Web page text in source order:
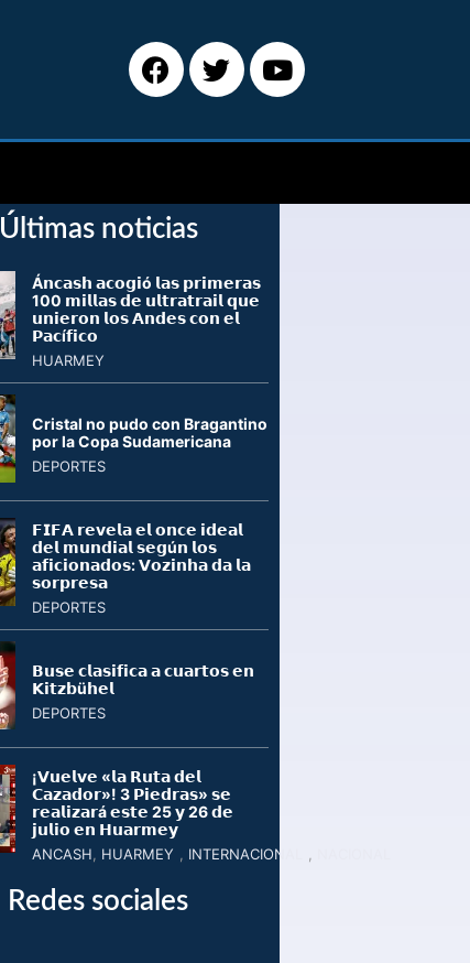
Últimas noticias
Á𝗻𝗰𝗮𝘀𝗵 𝗮𝗰𝗼𝗴𝗶ó 𝗹𝗮𝘀 𝗽𝗿𝗶𝗺𝗲𝗿𝗮𝘀
100 𝗺𝗶𝗹𝗹𝗮𝘀 𝗱𝗲 𝘂𝗹𝘁𝗿𝗮𝘁𝗿𝗮𝗶𝗹 𝗾𝘂𝗲
𝘂𝗻𝗶𝗲𝗿𝗼𝗻 𝗹𝗼𝘀 𝗔𝗻𝗱𝗲𝘀 𝗰𝗼𝗻 𝗲𝗹
𝗣𝗮𝗰í𝗳𝗶𝗰𝗼
HUARMEY
Cristal no pudo con Bragantino
por la Copa Sudamericana
DEPORTES
𝗙𝗜𝗙𝗔 𝗿𝗲𝘃𝗲𝗹𝗮 𝗲𝗹 𝗼𝗻𝗰𝗲 𝗶𝗱𝗲𝗮𝗹
𝗱𝗲𝗹 𝗺𝘂𝗻𝗱𝗶𝗮𝗹 𝘀𝗲𝗴ú𝗻 𝗹𝗼𝘀
𝗮𝗳𝗶𝗰𝗶𝗼𝗻𝗮𝗱𝗼𝘀: 𝗩𝗼𝘇𝗶𝗻𝗵𝗮 𝗱𝗮 𝗹𝗮
𝘀𝗼𝗿𝗽𝗿𝗲𝘀𝗮
DEPORTES
𝗕𝘂𝘀𝗲 𝗰𝗹𝗮𝘀𝗶𝗳𝗶𝗰𝗮 𝗮 𝗰𝘂𝗮𝗿𝘁𝗼𝘀 𝗲𝗻
𝗞𝗶𝘁𝘇𝗯ü𝗵𝗲𝗹
DEPORTES
¡𝗩𝘂𝗲𝗹𝘃𝗲 «𝗹𝗮 𝗥𝘂𝘁𝗮 𝗱𝗲𝗹
𝗖𝗮𝘇𝗮𝗱𝗼𝗿»! 3 𝗣𝗶𝗲𝗱𝗿𝗮𝘀» 𝘀𝗲
𝗿𝗲𝗮𝗹𝗶𝘇𝗮𝗿á 𝗲𝘀𝘁𝗲 25 𝘆 26 𝗱𝗲
𝗷𝘂𝗹𝗶𝗼 𝗲𝗻 𝗛𝘂𝗮𝗿𝗺𝗲𝘆
ANCASH, HUARMEY , INTERNACIONAL ,
Redes sociales